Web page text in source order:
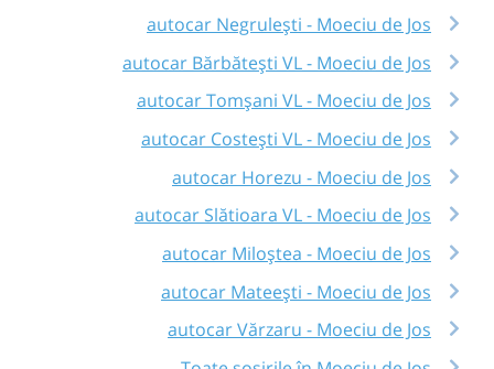
autocar Negrulești - Moeciu de Jos
autocar Bărbătești VL - Moeciu de Jos
autocar Tomșani VL - Moeciu de Jos
autocar Costești VL - Moeciu de Jos
autocar Horezu - Moeciu de Jos
autocar Slătioara VL - Moeciu de Jos
autocar Miloștea - Moeciu de Jos
autocar Mateești - Moeciu de Jos
autocar Vărzaru - Moeciu de Jos